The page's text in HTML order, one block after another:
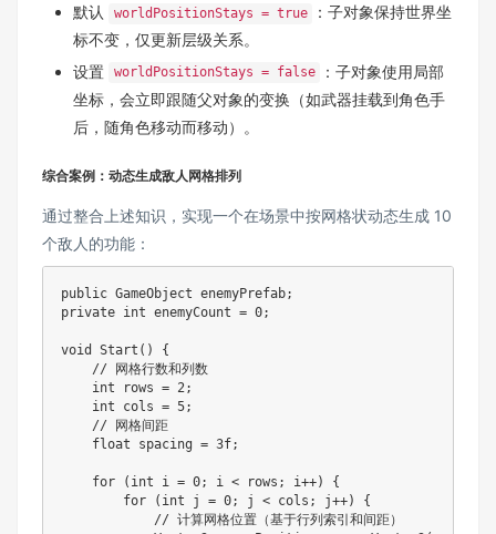
默认
worldPositionStays = true
：子对象保持世界坐
标不变，仅更新层级关系。
设置
worldPositionStays = false
：子对象使用局部
坐标，会立即跟随父对象的变换（如武器挂载到角色手
后，随角色移动而移动）。
综合案例：动态生成敌人网格排列
通过整合上述知识，实现一个在场景中按网格状动态生成 10
个敌人的功能：
public GameObject enemyPrefab;
private int enemyCount = 0;
void Start ( )
{
// 网格行数和列数
int rows = 2 ;
int cols = 5;
// 网格间距
float spacing = 3f;
for ( int i = 0; i < rows ; i++)
{
for
( int j = 0; j < cols ; j++)
{
// 计算网格位置（基于行列索引和间距）